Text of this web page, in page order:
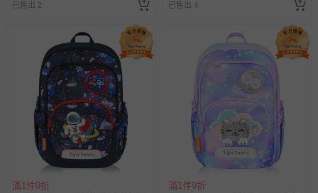
已售出 2 已售出 4
滿1件9折 滿1件9折